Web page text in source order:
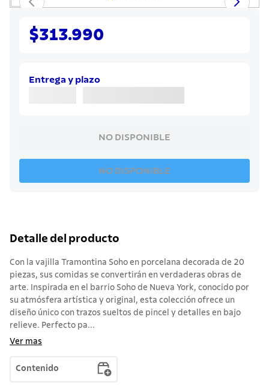
$313.990
Entrega y plazo
NO DISPONIBLE
NO DISPONIBLE
Detalle del producto
Con la vajilla Tramontina Soho en porcelana decorada de 20
piezas, sus comidas se convertirán en verdaderas obras de
arte. Inspirada en el barrio Soho de Nueva York, conocido por
su atmósfera artística y original, esta colección ofrece un
diseño único con trazos sueltos de pincel y detalles en bajo
relieve. Perfecto pa...
Ver mas
Contenido
solar
cuchillo